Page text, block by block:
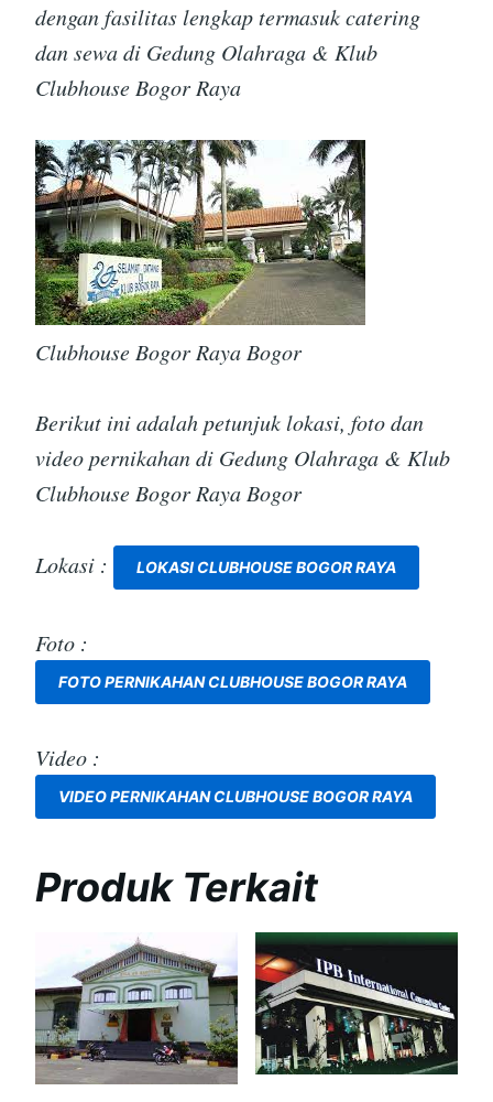
dengan fasilitas lengkap termasuk catering
dan sewa di Gedung Olahraga & Klub
Clubhouse Bogor Raya
Clubhouse Bogor Raya Bogor
Berikut ini adalah petunjuk lokasi, foto dan
video pernikahan di Gedung Olahraga & Klub
Clubhouse Bogor Raya Bogor
Lokasi : LOKASI CLUBHOUSE BOGOR RAYA
Foto :
FOTO PERNIKAHAN CLUBHOUSE BOGOR RAYA
Video :
VIDEO PERNIKAHAN CLUBHOUSE BOGOR RAYA
Produk Terkait